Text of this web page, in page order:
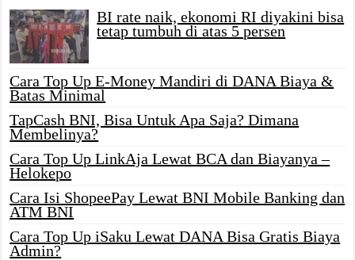
BI rate naik, ekonomi RI diyakini bisa
tetap tumbuh di atas 5 persen
Cara Top Up E-Money Mandiri di DANA Biaya &
Batas Minimal
TapCash BNI, Bisa Untuk Apa Saja? Dimana
Membelinya?
Cara Top Up LinkAja Lewat BCA dan Biayanya –
Helokepo
Cara Isi ShopeePay Lewat BNI Mobile Banking dan
ATM BNI
Cara Top Up iSaku Lewat DANA Bisa Gratis Biaya
Admin?